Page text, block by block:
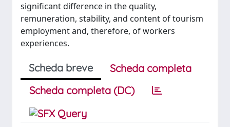
significant difference in the quality,
remuneration, stability, and content of tourism
employment and, therefore, of workers
experiences.
Scheda breve
Scheda completa
Scheda completa (DC)